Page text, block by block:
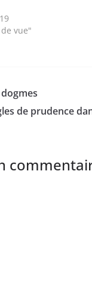
vue"
de prudence